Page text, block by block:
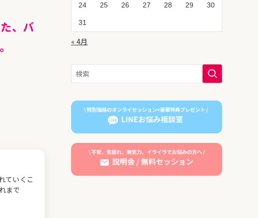
、バ
ていくこ
まで
24 25 26 27 28 29 30
31
« 4月